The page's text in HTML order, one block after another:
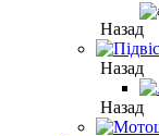
Назад
Назад
Назад